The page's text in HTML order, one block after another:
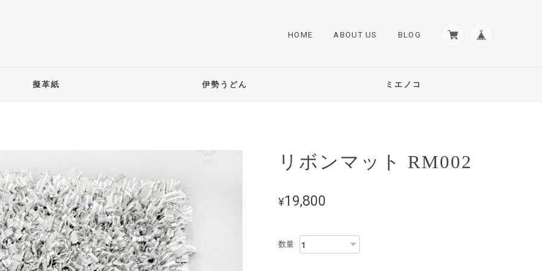
HOME ABOUT US BLOG
擬革紙 伊勢うどん ミエノコ
リボンマット RM002
¥19,800
数量